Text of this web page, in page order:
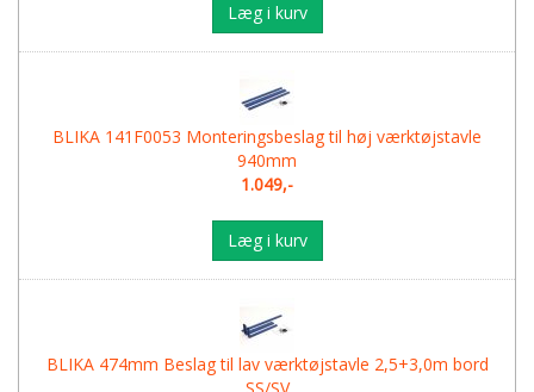
Læg i kurv
BLIKA 141F0053 Monteringsbeslag til høj værktøjstavle
940mm
1.049,-
Læg i kurv
BLIKA 474mm Beslag til lav værktøjstavle 2,5+3,0m bord